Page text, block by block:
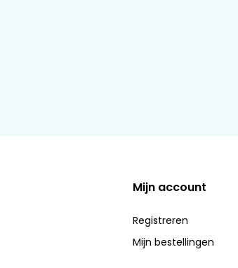
Mijn account
Registreren
Mijn bestellingen